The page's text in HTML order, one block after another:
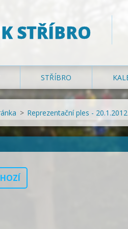
STŘÍBRO
STŘÍBRO
> Reprezentační ples - 20.1.2012